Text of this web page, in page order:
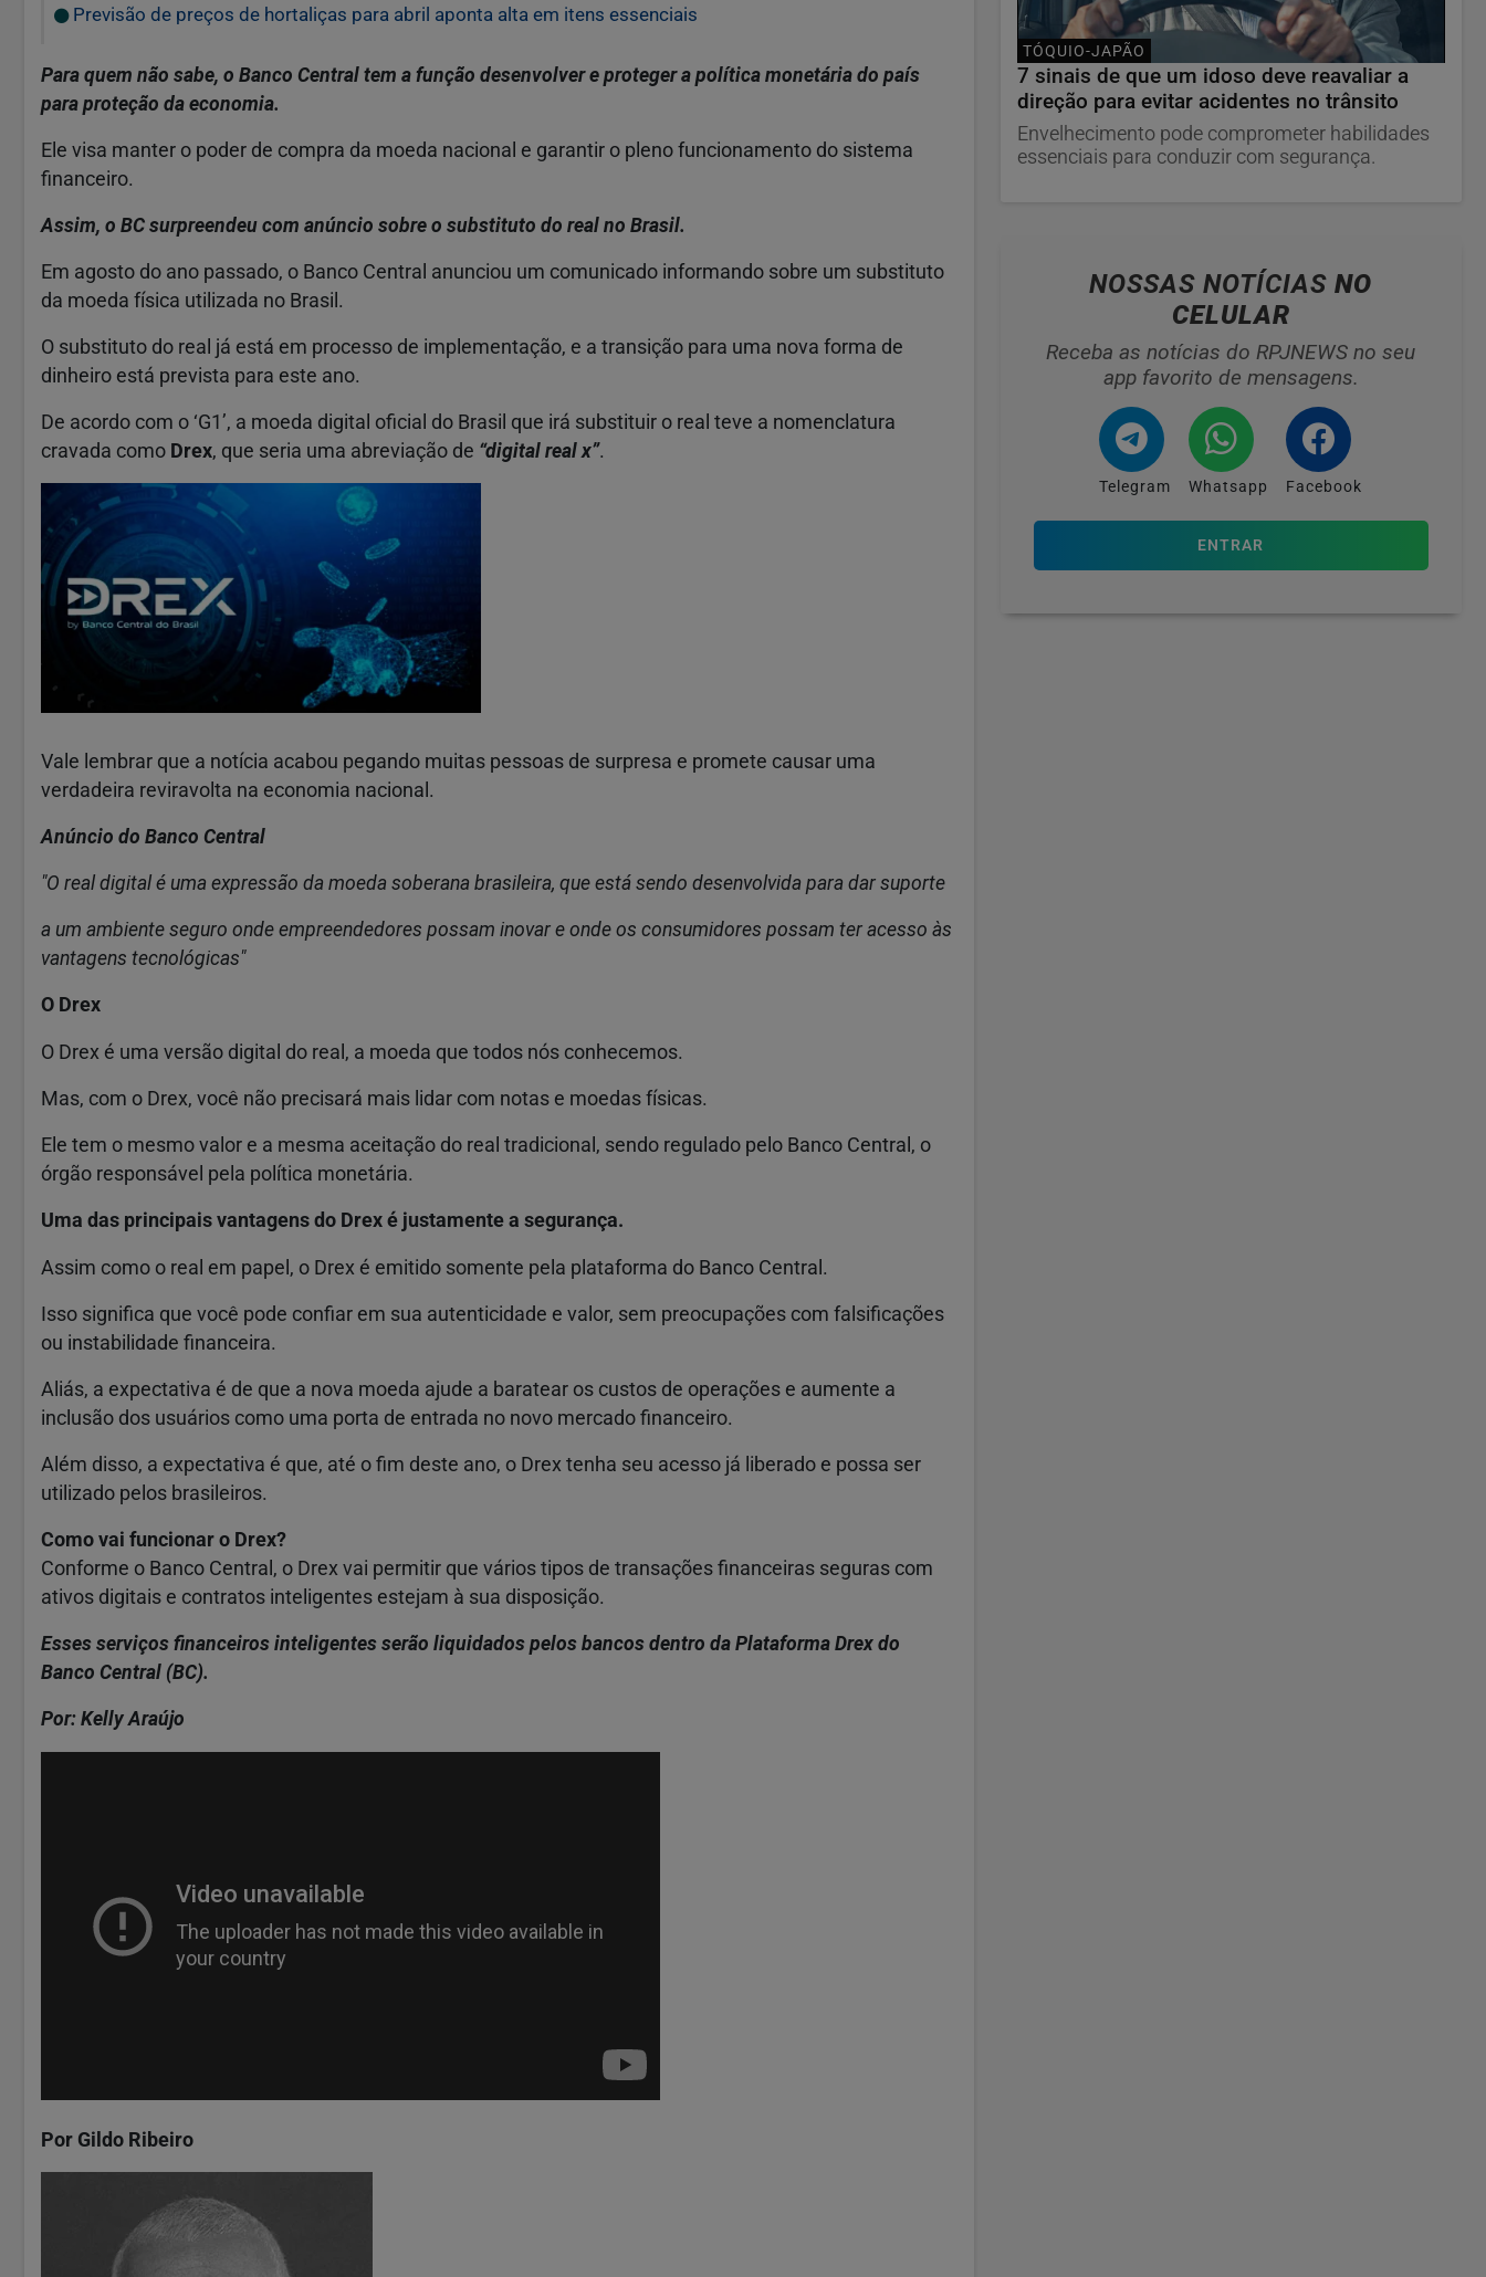
Previsão de preços de hortaliças para abril aponta alta em itens essenciais
Para quem não sabe, o Banco Central tem a função desenvolver e proteger a política monetária do país
para proteção da economia.
Ele visa manter o poder de compra da moeda nacional e garantir o pleno funcionamento do sistema
financeiro.
Assim, o BC surpreendeu com anúncio sobre o substituto do real no Brasil.
Em agosto do ano passado, o Banco Central anunciou um comunicado informando sobre um substituto
da moeda física utilizada no Brasil.
O substituto do real já está em processo de implementação, e a transição para uma nova forma de
dinheiro está prevista para este ano.
De acordo com o ‘G1’, a moeda digital oficial do Brasil que irá substituir o real teve a nomenclatura
cravada como Drex, que seria uma abreviação de “digital real x”.
Vale lembrar que a notícia acabou pegando muitas pessoas de surpresa e promete causar uma
verdadeira reviravolta na economia nacional.
Anúncio do Banco Central
"O real digital é uma expressão da moeda soberana brasileira, que está sendo desenvolvida para dar suporte
a um ambiente seguro onde empreendedores possam inovar e onde os consumidores possam ter acesso às
vantagens tecnológicas"
O Drex
O Drex é uma versão digital do real, a moeda que todos nós conhecemos.
Mas, com o Drex, você não precisará mais lidar com notas e moedas físicas.
Ele tem o mesmo valor e a mesma aceitação do real tradicional, sendo regulado pelo Banco Central, o
órgão responsável pela política monetária.
Uma das principais vantagens do Drex é justamente a segurança.
Assim como o real em papel, o Drex é emitido somente pela plataforma do Banco Central.
Isso significa que você pode confiar em sua autenticidade e valor, sem preocupações com falsificações
ou instabilidade financeira.
Aliás, a expectativa é de que a nova moeda ajude a baratear os custos de operações e aumente a
inclusão dos usuários como uma porta de entrada no novo mercado financeiro.
Além disso, a expectativa é que, até o fim deste ano, o Drex tenha seu acesso já liberado e possa ser
utilizado pelos brasileiros.
Como vai funcionar o Drex?
Conforme o Banco Central, o Drex vai permitir que vários tipos de transações financeiras seguras com
ativos digitais e contratos inteligentes estejam à sua disposição.
Esses serviços financeiros inteligentes serão liquidados pelos bancos dentro da Plataforma Drex do
Banco Central (BC).
Por: Kelly Araújo
Por Gildo Ribeiro
TÓQUIO-JAPÃO
7 sinais de que um idoso deve reavaliar a
direção para evitar acidentes no trânsito
Envelhecimento pode comprometer habilidades
essenciais para conduzir com segurança.
NOSSAS NOTÍCIASNO
CELULAR
Receba as notícias do RPJNEWS no seu
app favorito de mensagens.
Telegram Whatsapp Facebook
ENTRAR